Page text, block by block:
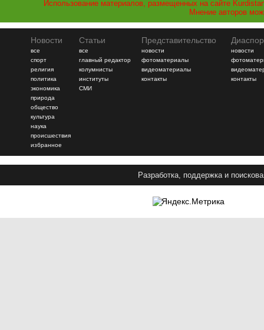
Использование материалов, размещенных на сайте
Мнение авторов
Новости
все
спорт
религия
политика
экономика
природа
общество
культура
наука
происшествия
избранное
Статьи
все
главный редактор
колумнисты
институты
СМИ
Представительство
новости
фотоматериалы
видеоматериалы
контакты
новости
контакты
Разработка, поддержка и